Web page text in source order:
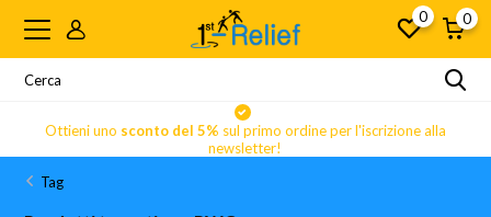
0 0
Ottieni uno sconto del 5% sul primo ordine per l'iscrizione alla
newsletter!
Tag